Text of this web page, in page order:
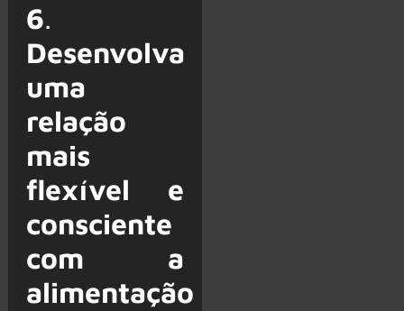
6.
Desenvolva
uma
relação
mais
flexível e
consciente
com a
alimentação